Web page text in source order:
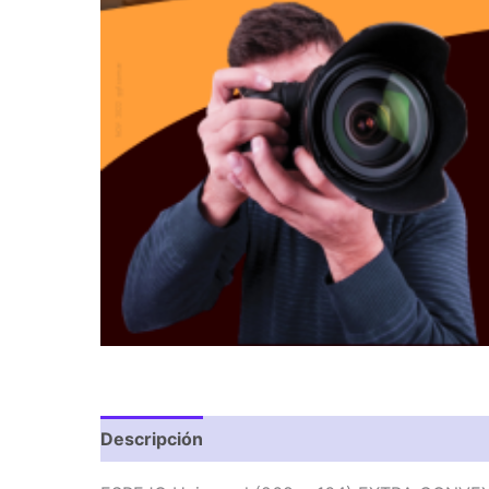
Descripción